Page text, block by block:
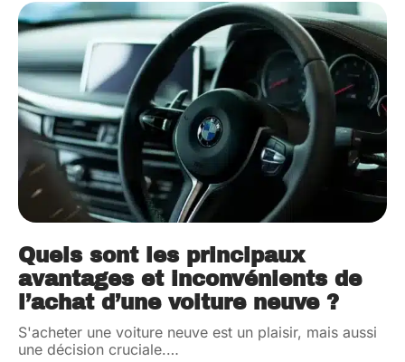
Quels sont les principaux
avantages et inconvénients de
l’achat d’une voiture neuve ?
S'acheter une voiture neuve est un plaisir, mais aussi
une décision cruciale.…